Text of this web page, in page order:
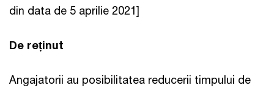
din data de 5 aprilie 2021]
De reținut
Angajatorii au posibilitatea reducerii timpului de